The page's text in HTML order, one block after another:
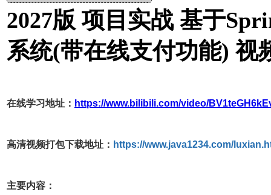
2027版 项目实战 基于
系统(带在线支付功能) 视
在线学习地址： https://www.bilibili.com/video/
高清视频打包下载地址： https://www.java1234.com/
主要内容：